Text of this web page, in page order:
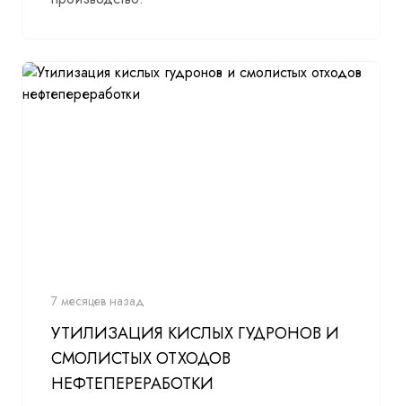
7 месяцев назад
УТИЛИЗАЦИЯ КИСЛЫХ ГУДРОНОВ И
СМОЛИСТЫХ ОТХОДОВ
НЕФТЕПЕРЕРАБОТКИ